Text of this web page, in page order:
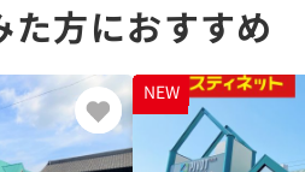
た方におすすめ
NEW
NEW